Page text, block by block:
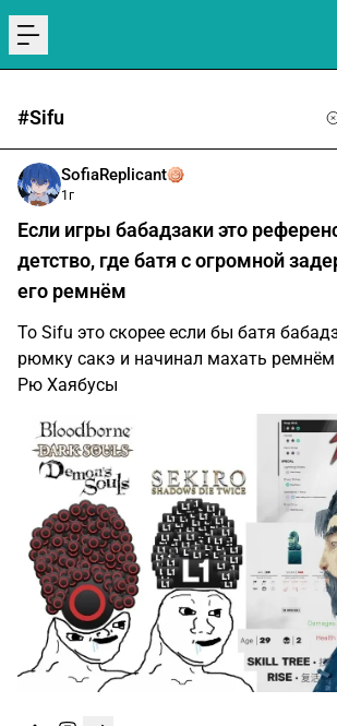
menu
#Sifu
SofiaReplicant
1г
Если игры бабадзаки это
детство, где батя с огромной
его ремнём
То Sifu это скорее если бы батя
рюмку сакэ и начинал махать
Рю Хаябусы